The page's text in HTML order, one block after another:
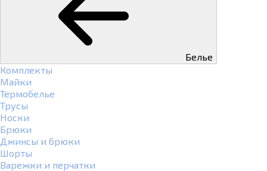
Белье
Комплекты
Майки
Термобелье
Трусы
Носки
Брюки
Джинсы и брюки
Шорты
Варежки и перчатки